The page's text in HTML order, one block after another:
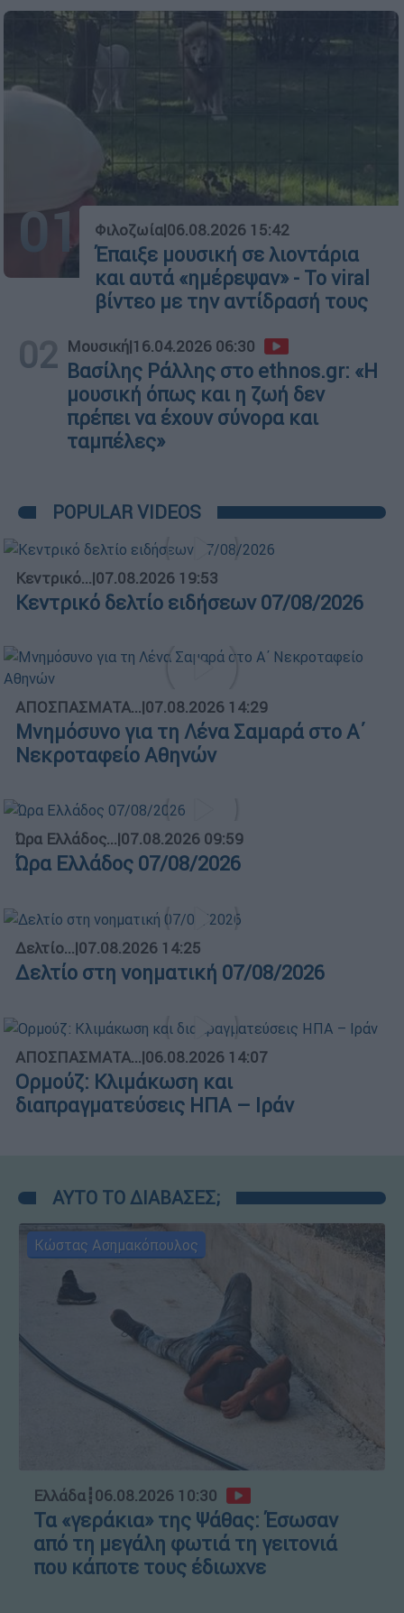
01 Φιλοζωία|06.08.2026 15:42
Έπαιξε μουσική σε λιοντάρια
και αυτά «ημέρεψαν» - Το viral
βίντεο με την αντίδρασή τους
02 Μουσική|16.04.2026 06:30
Βασίλης Ράλλης στο ethnos.gr: «Η
μουσική όπως και η ζωή δεν
πρέπει να έχουν σύνορα και
ταμπέλες»
POPULAR VIDEOS
Κεντρικό...|07.08.2026 19:53
Κεντρικό δελτίο ειδήσεων 07/08/2026
ΑΠΟΣΠΑΣΜΑΤΑ...|07.08.2026 14:29
Μνημόσυνο για τη Λένα Σαμαρά στο Α΄
Νεκροταφείο Αθηνών
Ώρα Ελλάδος...|07.08.2026 09:59
Ώρα Ελλάδος 07/08/2026
Δελτίο...|07.08.2026 14:25
Δελτίο στη νοηματική 07/08/2026
ΑΠΟΣΠΑΣΜΑΤΑ...|06.08.2026 14:07
Ορμούζ: Κλιμάκωση και
διαπραγματεύσεις ΗΠΑ – Ιράν
ΑΥΤΟ ΤΟ ΔΙΑΒΑΣΕΣ;
Κώστας Ασημακόπουλος
Ελλάδα┋06.08.2026 10:30
Τα «γεράκια» της Ψάθας: Έσωσαν
από τη μεγάλη φωτιά τη γειτονιά
που κάποτε τους έδιωχνε